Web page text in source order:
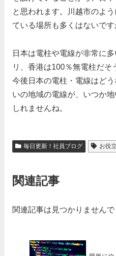
と思われます。川越市のよ
ている場所も多くはないです
日本は電柱や電線が非常に
リ、香港は100％無電柱だそ
今後日本の電柱・電線はど
いの地域の電線が、いつか
しれませんね。
毎日更新！社員ブログ お役
関連記事
関連記事は見つかりませんで